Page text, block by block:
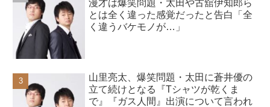
漫才は爆笑問題・太田や古舘伊知郎ら
とは全く違った感覚だったと告白「全
く違うバケモノが…」
山里亮太、爆笑問題・太田に蒼井優の
立て続けとなる『Tシャツが乾くま
で』『ガス人間』出演について言われ